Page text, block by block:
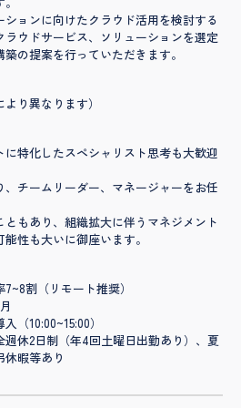
ョンに向けたクラウド活用を検討する
ラウドサービス、ソリューションを選定
の提案を行っていただきます。
り異なります）
に特化したスペシャリスト思考も大歓迎
、チームリーダー、マネージャーをお任
ともあり、組織拡大に伴うマネジメント
性も大いに御座います。
割（リモート推奨）
（10:00~15:00）
2日制（年4回土曜日出勤あり）、夏
暇等あり